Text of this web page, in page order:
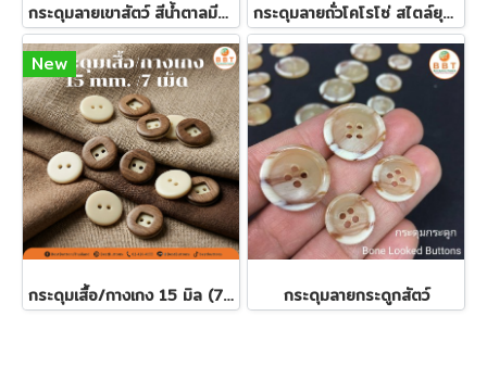
กระดุมลายเขาสัตว์ สีน้ำตาลมีหลายขนาด กระดุมลายถั่วโคโรโซ่ สไตล์ยุโรป ติดสูทสวย
New
กระดุมเสื้อ/กางเกง 15 มิล (7เม็ด) กระดุมลายกระดูกสัตว์